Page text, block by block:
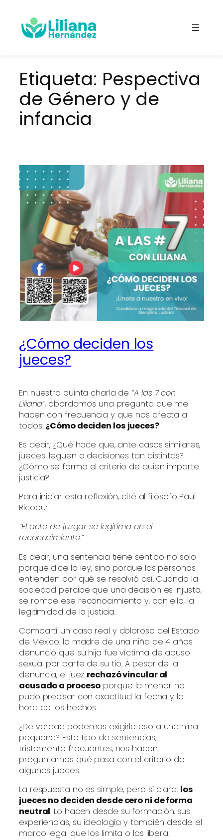
contenido
Etiqueta: Pespectiva
de Género y de
infancia
¿Cómo deciden los
jueces?
En nuestra quinta charla de “A las 7 con
Liliana”, abordamos una pregunta que me
hacen con frecuencia y que nos afecta a
todos: ¿Cómo deciden los jueces?
Es decir, ¿Qué hace que, ante casos similares,
jueces lleguen a decisiones tan distintas?
¿Cómo se forma el criterio de quien imparte
justicia?
Para iniciar esta reflexión, cité al filósofo Paul
Ricoeur:
“El acto de juzgar se legitima en el
reconocimiento.”
Es decir, una sentencia tiene sentido no solo
porque dice la ley, sino porque las personas
entienden por qué se resolvió así. Cuando la
sociedad percibe que una decisión es injusta,
se rompe ese reconocimiento y, con ello, la
legitimidad de la justicia.
Compartí un caso real y doloroso del Estado
de México: la madre de una niña de 4 años
denunció que su hija fue víctima de abuso
sexual por parte de su tío. A pesar de la
denuncia, el juez rechazó vincular al
acusado a proceso porque la menor no
pudo precisar con exactitud la fecha y la
hora de los hechos.
¿De verdad podemos exigirle eso a una niña
pequeña? Este tipo de sentencias,
tristemente frecuentes, nos hacen
preguntarnos qué pasa con el criterio de
algunos jueces.
La respuesta no es simple, pero sí clara: los
jueces no deciden desde cero ni de forma
neutral. Lo hacen desde su formación, sus
experiencias, su ideología y también desde el
marco legal que los limita o los libera.